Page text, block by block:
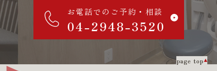
お電話でのご予約・相談
04-2948-3520
page top